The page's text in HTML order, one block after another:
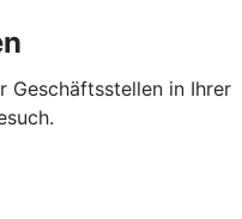
Geschäftsstellen in Ihrer